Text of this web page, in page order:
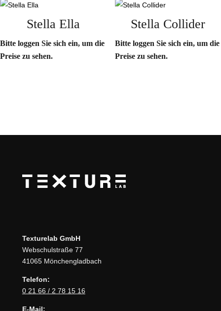
Stella Ella
Bitte loggen Sie sich ein, um die
Preise zu sehen.
Stella Collider
Bitte loggen Sie sich ein, um die
Preise zu sehen.
Texturelab GmbH
Webschulstraße 77
41065 Mönchengladbach
Telefon:
0 21 66 / 2 78 15 16
E-Mail: